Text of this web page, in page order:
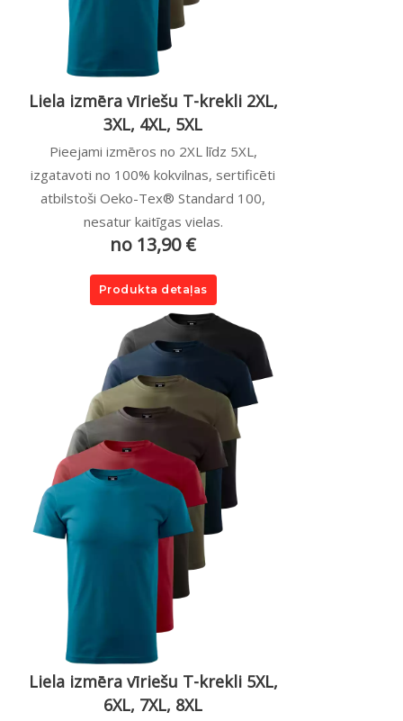
Liela izmēra vīriešu T-krekli 2XL,
3XL, 4XL, 5XL
Pieejami izmēros no 2XL līdz 5XL,
izgatavoti no 100% kokvilnas, sertificēti
atbilstoši Oeko-Tex® Standard 100,
nesatur kaitīgas vielas.
no 13,90 €
Produkta detaļas
Liela izmēra vīriešu T-krekli 5XL,
6XL, 7XL, 8XL